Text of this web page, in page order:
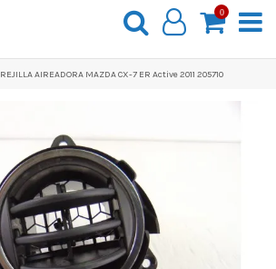
0
REJILLA AIREADORA MAZDA CX-7 ER Active 2011 205710